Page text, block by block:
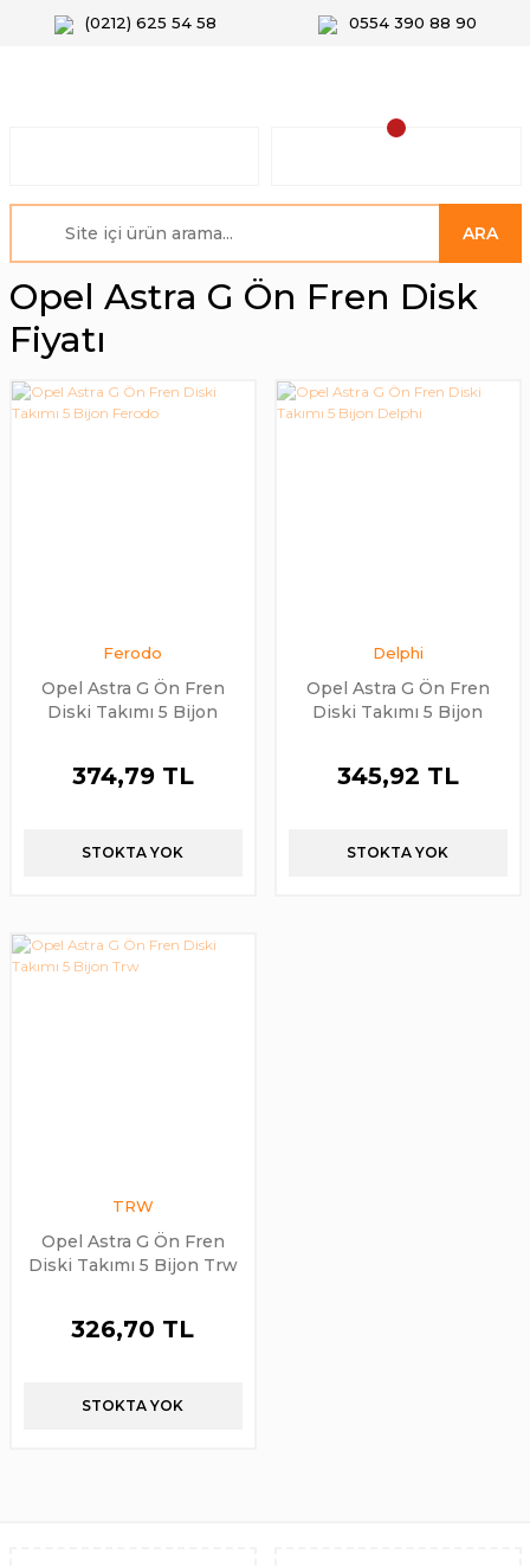
(0212) 625 54 58 0554 390 88 90
ARA
Opel Astra G Ön Fren Disk
Fiyatı
Ferodo
Opel Astra G Ön Fren
Diski Takımı 5 Bijon
374,79 TL
STOKTA YOK
Delphi
Opel Astra G Ön Fren
Diski Takımı 5 Bijon
345,92 TL
STOKTA YOK
TRW
Opel Astra G Ön Fren
Diski Takımı 5 Bijon Trw
326,70 TL
STOKTA YOK